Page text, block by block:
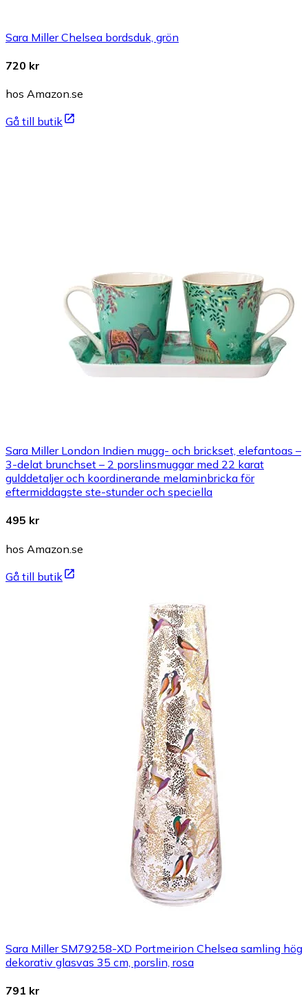
Sara Miller Chelsea bordsduk, grön
720 kr
hos Amazon.se
Gå till butik
Sara Miller London Indien mugg- och brickset, elefantoas –
3-delat brunchset – 2 porslinsmuggar med 22 karat
gulddetaljer och koordinerande melaminbricka för
eftermiddagste ste-stunder och speciella
495 kr
hos Amazon.se
Gå till butik
Sara Miller SM79258-XD Portmeirion Chelsea samling hög
dekorativ glasvas 35 cm, porslin, rosa
791 kr